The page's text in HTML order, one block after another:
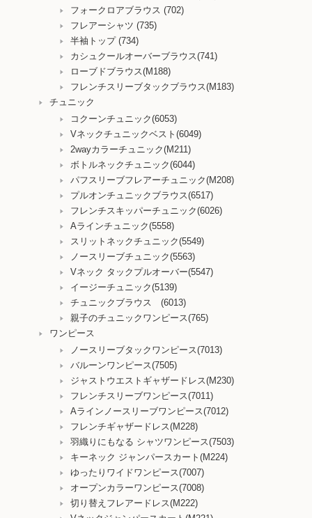
フォークロアブラウス (702)
フレアーシャツ (735)
半袖トップ (734)
カシュクールオーバーブラウス(741)
ローブドブラウス(M188)
フレンチスリーブタックブラウス(M183)
チュニック
コクーンチュニック(6053)
Vネックチュニックベスト(6049)
2wayカラーチュニック(M211)
ボトルネックチュニック(6044)
パフスリーブフレアーチュニック(M208)
プルオンチュニックブラウス(6517)
フレンチスキッパーチュニック(6026)
Aラインチュニック(5558)
スリットネックチュニック(5549)
ノースリーブチュニック(5563)
Vネック タックプルオーバー(5547)
イージーチュニック(5139)
チュニックブラウス (6013)
親子のチュニックワンピース(765)
ワンピース
ノースリーブタックワンピース(7013)
バルーンワンピース(7505)
ジャストウエストギャザードレス(M230)
フレンチスリーブワンピース(7011)
Aラインノースリーブワンピース(7012)
フレンチギャザードレス(M228)
羽織りにもなる シャツワンピース(7503)
キーネック ジャンパースカート(M224)
ゆったりワイドワンピース(7007)
オープンカラーワンピース(7008)
切り替えフレアードレス(M222)